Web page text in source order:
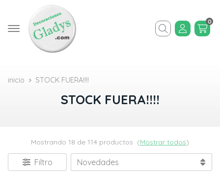
Buscar
0
inicio STOCK FUERA!!!!
STOCK FUERA!!!!
Mostrando 18 de 114 productos (Mostrar todos)
Filtro